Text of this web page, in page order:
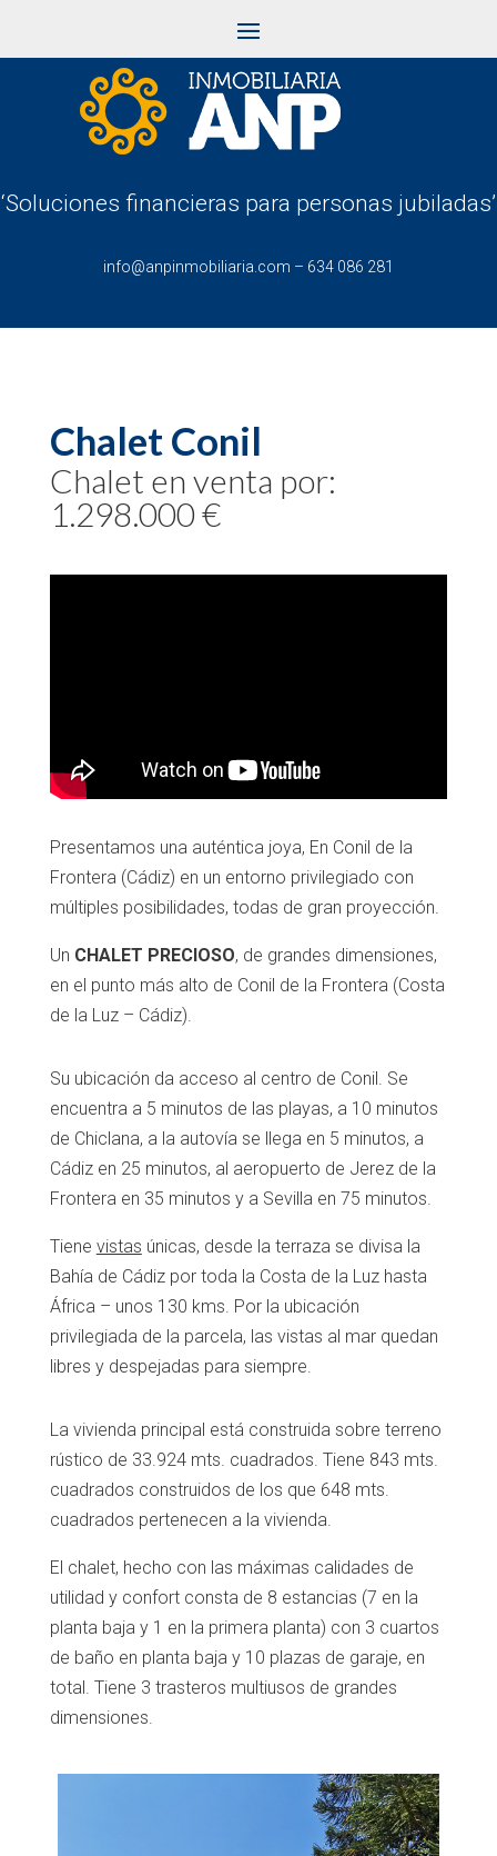
‘Soluciones financieras para personas jubiladas’
info@anpinmobiliaria.com – 634 086 281
Chalet Conil
Chalet en venta por:
1.298.000 €
Presentamos una auténtica joya, En Conil de la
Frontera (Cádiz) en un entorno privilegiado con
múltiples posibilidades, todas de gran proyección.
Un CHALET PRECIOSO, de grandes dimensiones,
en el punto más alto de Conil de la Frontera (Costa
de la Luz – Cádiz).
Su ubicación da acceso al centro de Conil. Se
encuentra a 5 minutos de las playas, a 10 minutos
de Chiclana, a la autovía se llega en 5 minutos, a
Cádiz en 25 minutos, al aeropuerto de Jerez de la
Frontera en 35 minutos y a Sevilla en 75 minutos.
Tiene vistas únicas, desde la terraza se divisa la
Bahía de Cádiz por toda la Costa de la Luz hasta
África – unos 130 kms. Por la ubicación
privilegiada de la parcela, las vistas al mar quedan
libres y despejadas para siempre.
La vivienda principal está construida sobre terreno
rústico de 33.924 mts. cuadrados. Tiene 843 mts.
cuadrados construidos de los que 648 mts.
cuadrados pertenecen a la vivienda.
El chalet, hecho con las máximas calidades de
utilidad y confort consta de 8 estancias (7 en la
planta baja y 1 en la primera planta) con 3 cuartos
de baño en planta baja y 10 plazas de garaje, en
total. Tiene 3 trasteros multiusos de grandes
dimensiones.